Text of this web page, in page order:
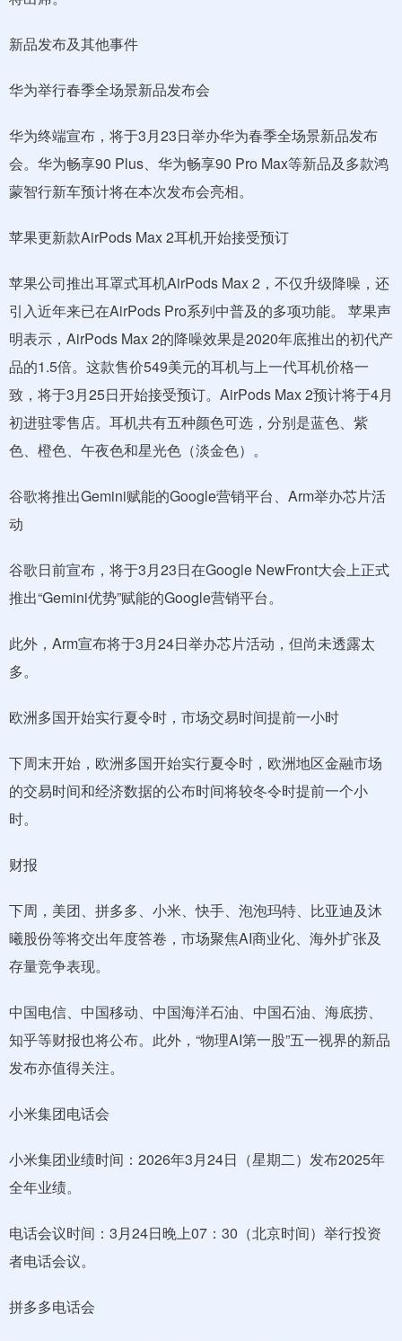
新品发布及其他事件
华为举行春季全场景新品发布会
华为终端宣布，将于3月23日举办华为春季全场景新品发布
会。华为畅享90 Plus、华为畅享90 Pro Max等新品及多款鸿
蒙智行新车预计将在本次发布会亮相。
苹果更新款AirPods Max 2耳机开始接受预订
苹果公司推出耳罩式耳机AirPods Max 2，不仅升级降噪，还
引入近年来已在AirPods Pro系列中普及的多项功能。 苹果声
明表示，AirPods Max 2的降噪效果是2020年底推出的初代产
品的1.5倍。这款售价549美元的耳机与上一代耳机价格一
致，将于3月25日开始接受预订。AirPods Max 2预计将于4月
初进驻零售店。耳机共有五种颜色可选，分别是蓝色、紫
色、橙色、午夜色和星光色（淡金色）。
谷歌将推出Gemini赋能的Google营销平台、Arm举办芯片活
动
谷歌日前宣布，将于3月23日在Google NewFront大会上正式
推出“Gemini优势”赋能的Google营销平台。
此外，Arm宣布将于3月24日举办芯片活动，但尚未透露太
多。
欧洲多国开始实行夏令时，市场交易时间提前一小时
下周末开始，欧洲多国开始实行夏令时，欧洲地区金融市场
的交易时间和经济数据的公布时间将较冬令时提前一个小
时。
财报
下周，美团、拼多多、小米、快手、泡泡玛特、比亚迪及沐
曦股份等将交出年度答卷，市场聚焦AI商业化、海外扩张及
存量竞争表现。
中国电信、中国移动、中国海洋石油、中国石油、海底捞、
知乎等财报也将公布。此外，“物理AI第一股”五一视界的新品
发布亦值得关注。
小米集团电话会
小米集团业绩时间：2026年3月24日（星期二）发布2025年
全年业绩。
电话会议时间：3月24日晚上07：30（北京时间）举行投资
者电话会议。
拼多多电话会